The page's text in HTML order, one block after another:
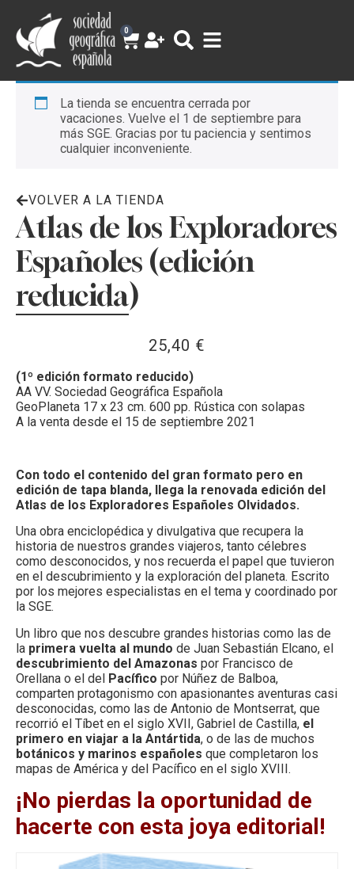
0
La tienda se encuentra cerrada por
vacaciones. Vuelve el 1 de septiembre para
más SGE. Gracias por tu paciencia y sentimos
cualquier inconveniente.
VOLVER A LA TIENDA
Atlas de los Exploradores
Españoles (edición
reducida)
25,40 €
(1º edición formato reducido)
AA VV. Sociedad Geográfica Española
GeoPlaneta 17 x 23 cm. 600 pp. Rústica con solapas
A la venta desde el 15 de septiembre 2021
Con todo el contenido del gran formato pero en
edición de tapa blanda, llega la renovada edición del
Atlas de los Exploradores Españoles Olvidados.
Una obra enciclopédica y divulgativa que recupera la
historia de nuestros grandes viajeros, tanto célebres
como desconocidos, y nos recuerda el papel que tuvieron
en el descubrimiento y la exploración del planeta. Escrito
por los mejores especialistas en el tema y coordinado por
la SGE.
Un libro que nos descubre grandes historias como las de
la primera vuelta al mundo de Juan Sebastián Elcano, el
descubrimiento del Amazonas por Francisco de
Orellana o el del Pacífico por Núñez de Balboa,
comparten protagonismo con apasionantes aventuras casi
desconocidas, como las de Antonio de Montserrat, que
recorrió el Tíbet en el siglo XVII, Gabriel de Castilla, el
primero en viajar a la Antártida, o de las de muchos
botánicos y marinos españoles que completaron los
mapas de América y del Pacífico en el siglo XVIII.
¡No pierdas la oportunidad de
hacerte con esta joya editorial!